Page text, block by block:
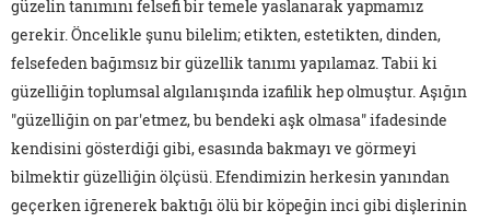
güzelin tanımını felsefi bir temele yaslanarak yapmamız
gerekir. Öncelikle şunu bilelim; etikten, estetikten, dinden,
felsefeden bağımsız bir güzellik tanımı yapılamaz. Tabii ki
güzelliğin toplumsal algılanışında izafilik hep olmuştur. Aşığın
"güzelliğin on par'etmez, bu bendeki aşk olmasa" ifadesinde
kendisini gösterdiği gibi, esasında bakmayı ve görmeyi
bilmektir güzelliğin ölçüsü. Efendimizin herkesin yanından
geçerken iğrenerek baktığı ölü bir köpeğin inci gibi dişlerinin